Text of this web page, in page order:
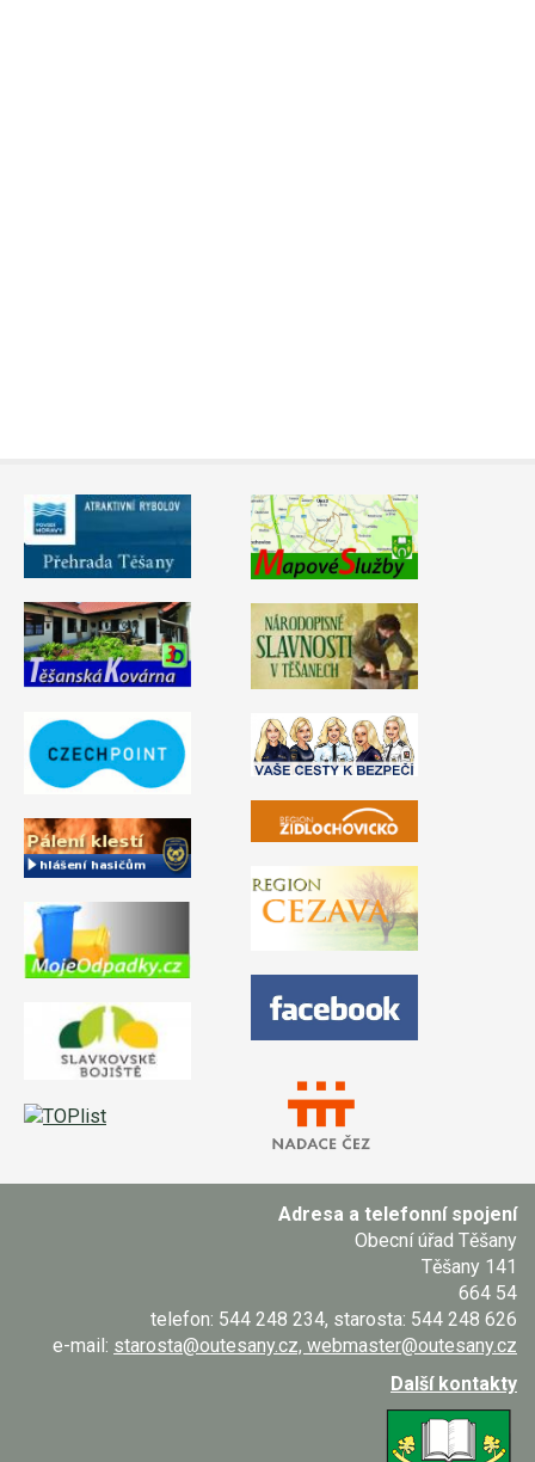
Adresa a telefonní spojení
Obecní úřad Těšany
Těšany 141
664 54
telefon: 544 248 234, starosta: 544 248 626
e-mail: starosta@outesany.cz, webmaster@outesany.cz
Další kontakty